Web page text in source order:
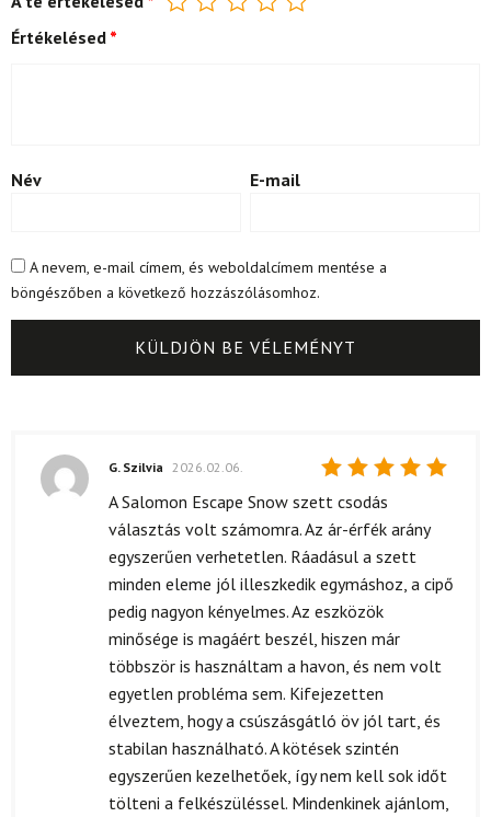
Értékelésed *
Név E-mail
A nevem, e-mail címem, és weboldalcímem mentése a
böngészőben a következő hozzászólásomhoz.
Értékelés:
G. Szilvia 2026.02.06.
A Salomon Escape Snow szett csodás
választás volt számomra. Az ár-érfék arány
egyszerűen verhetetlen. Ráadásul a szett
minden eleme jól illeszkedik egymáshoz, a cipő
pedig nagyon kényelmes. Az eszközök
minősége is magáért beszél, hiszen már
többször is használtam a havon, és nem volt
egyetlen probléma sem. Kifejezetten
élveztem, hogy a csúszásgátló öv jól tart, és
stabilan használható. A kötések szintén
egyszerűen kezelhetőek, így nem kell sok időt
tölteni a felkészüléssel. Mindenkinek ajánlom,